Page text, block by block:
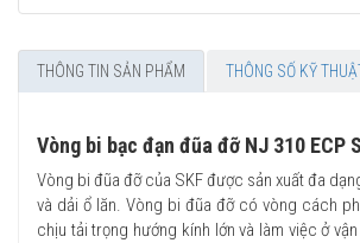
THÔNG TIN SẢN PHẨM THÔNG SỐ KỸ
Vòng bi bạc đạn đũa đỡ NJ 310 ECP
Vòng bi đũa đỡ của SKF được sản xuất đa
và dải ổ lăn. Vòng bi đũa đỡ có vòng cách
chịu tải trọng hướng kính lớn và làm việc ở